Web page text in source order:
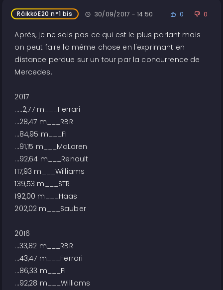
RäikköE20 n°1 bis 30/09/2017 - 14:50 0 0
Après, je ne sais pas ce qui est le plus parlant mais
on peut faire la même chose en l'exprimant en
distance perdue sur un tour par la concurrence de
Mercedes.
2017
.....2,77 m___Ferrari
...28,47 m___RBR
...84,95 m___FI
...91,15 m___McLaren
...92,64 m___Renault
117,93 m___Williams
139,53 m___STR
192,00 m___Haas
202,02 m___Sauber
2016
...33,82 m___RBR
...43,47 m___Ferrari
...86,33 m___FI
...92,28 m___Williams